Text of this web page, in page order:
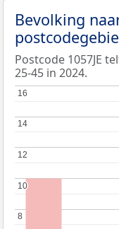
Bevolking
Postcode 1057JE
25-45 in 2024.
8
8
10
10
12
12
14
14
16
16